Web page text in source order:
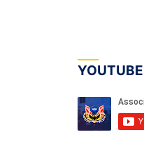
YOUTUBE